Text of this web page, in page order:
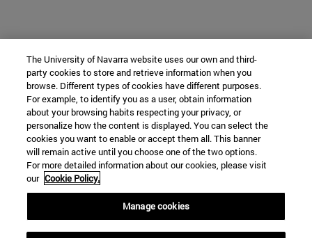
The University of Navarra website uses our own and third-
party cookies to store and retrieve information when you
browse. Different types of cookies have different purposes.
For example, to identify you as a user, obtain information
about your browsing habits respecting your privacy, or
personalize how the content is displayed. You can select the
cookies you want to enable or accept them all. This banner
will remain active until you choose one of the two options.
For more detailed information about our cookies, please visit
our Cookie Policy.
Manage cookies